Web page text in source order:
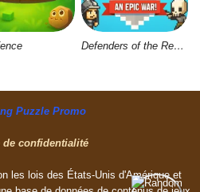
Defenders of the Realm: An Epic War
confidentialité
les lois des États-Unis d'Amérique et